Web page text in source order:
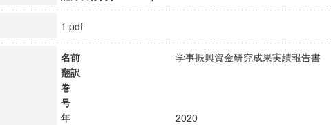
1 pdf
名前
学事振興資金研究成果実績報告
翻訳
巻
号
年
2020